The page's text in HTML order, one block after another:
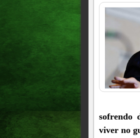
sofrendo
viver no